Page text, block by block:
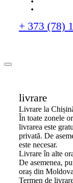
+ 373 (78)
livrare
Livrare la
În toate zonele
livrarea este
privată. De
este necesar.
Livrare în alte
De asemenea,
oraș din
Termen de